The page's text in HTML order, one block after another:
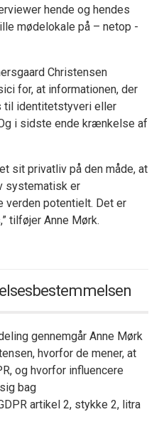
hende og hendes
mødelokale på – netop -
Christensen
for, at informationen, der
til identitetstyveri eller
i sidste ende krænkelse af
sit privatliv på den måde, at
systematisk er
verden potentielt. Det er
tilføjer Anne Mørk.
gennemgår Anne Mørk
hvorfor de mener, at
og hvorfor influencere
bag
artikel 2, stykke 2, litra